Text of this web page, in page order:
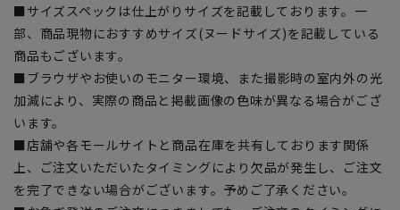
■サイズスペックは仕上がりサイズを記載しております。一
部、商品現物におすすめサイズ(ヌードサイズ)を記載している
商品もございます。
■ブラウザやお使いのモニター環境、また撮影時の室内外の光
加減により、実際の商品と掲載画像の色味が異なる場合がござ
います。
■店舗や各モールサイトと商品在庫を共有しております関係
上、ご注文いただいたタイミングにより欠品が発生し、ご注文
を完了できない場合がございます。予めご了承ください。